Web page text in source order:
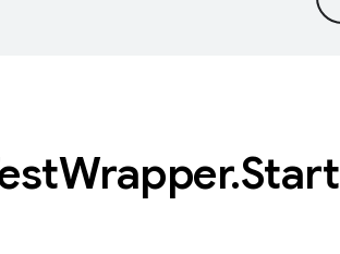
Wrapper.Start